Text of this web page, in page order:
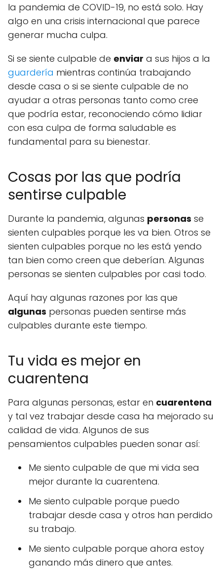
la pandemia de COVID-19, no está solo. Hay
algo en una crisis internacional que parece
generar mucha culpa.
Si se siente culpable de enviar a sus hijos a la
guardería mientras continúa trabajando
desde casa o si se siente culpable de no
ayudar a otras personas tanto como cree
que podría estar, reconociendo cómo lidiar
con esa culpa de forma saludable es
fundamental para su bienestar.
Cosas por las que podría
sentirse culpable
Durante la pandemia, algunas personas se
sienten culpables porque les va bien. Otros se
sienten culpables porque no les está yendo
tan bien como creen que deberían. Algunas
personas se sienten culpables por casi todo.
Aquí hay algunas razones por las que
algunas personas pueden sentirse más
culpables durante este tiempo.
Tu vida es mejor en
cuarentena
Para algunas personas, estar en cuarentena
y tal vez trabajar desde casa ha mejorado su
calidad de vida. Algunos de sus
pensamientos culpables pueden sonar así:
Me siento culpable de que mi vida sea
mejor durante la cuarentena.
Me siento culpable porque puedo
trabajar desde casa y otros han perdido
su trabajo.
Me siento culpable porque ahora estoy
ganando más dinero que antes.